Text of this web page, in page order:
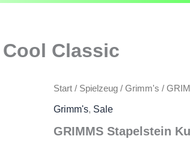
Classic
Start / Spielzeug / Grimm's /
Grimm's, Sale
GRIMMS Stapelstein